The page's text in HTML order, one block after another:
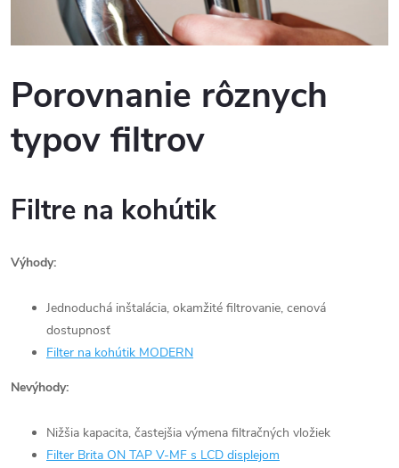
Porovnanie rôznych
typov filtrov
Filtre na kohútik
Výhody:
Jednoduchá inštalácia, okamžité filtrovanie, cenová
dostupnosť
Filter na kohútik MODERN
Nevýhody:
Nižšia kapacita, častejšia výmena filtračných vložiek
Filter Brita ON TAP V-MF s LCD displejom